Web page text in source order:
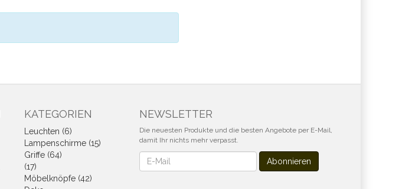
KATEGORIEN
Leuchten (6)
Lampenschirme (15)
Griffe (64)
(17)
Möbelknöpfe (42)
NEWSLETTER
Die neuesten Produkte und die besten Angebote per E-Mail,
damit Ihr nichts mehr verpasst.
Newsletter Abonnieren